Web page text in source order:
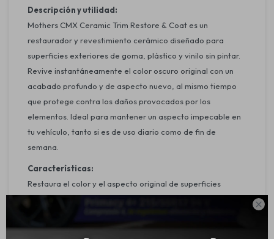

Descripción y utilidad:
Mothers CMX Ceramic Trim Restore & Coat es un
restaurador y revestimiento cerámico diseñado para
superficies exteriores de goma, plástico y vinilo sin pintar.
Revive instantáneamente el color oscuro original con un
acabado profundo y de aspecto nuevo, al mismo tiempo
que protege contra los daños provocados por los
elementos. Ideal para mantener un aspecto impecable en
tu vehículo, tanto si es de uso diario como de fin de
semana.
Características:
Restaura el color y el aspecto original de superficies
cuarzo acrílico-SiO₂.